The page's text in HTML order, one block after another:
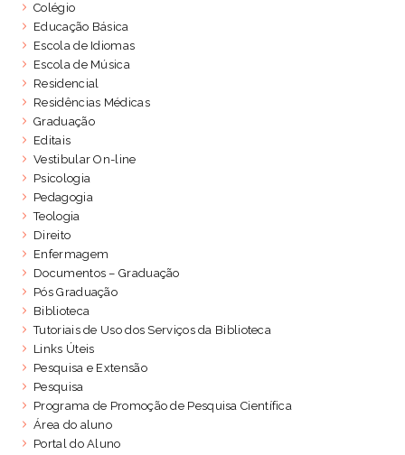
Colégio
Educação Básica
Escola de Idiomas
Escola de Música
Residencial
Residências Médicas
Graduação
Editais
Vestibular On-line
Psicologia
Pedagogia
Teologia
Direito
Enfermagem
Documentos – Graduação
Pós Graduação
Biblioteca
Tutoriais de Uso dos Serviços da Biblioteca
Links Úteis
Pesquisa e Extensão
Pesquisa
Programa de Promoção de Pesquisa Científica
Área do aluno
Portal do Aluno